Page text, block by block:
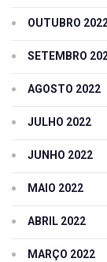
OUTUBRO
SETEMBRO
AGOSTO 2022
JULHO 2022
JUNHO 2022
MAIO 2022
ABRIL 2022
MARÇO 2022